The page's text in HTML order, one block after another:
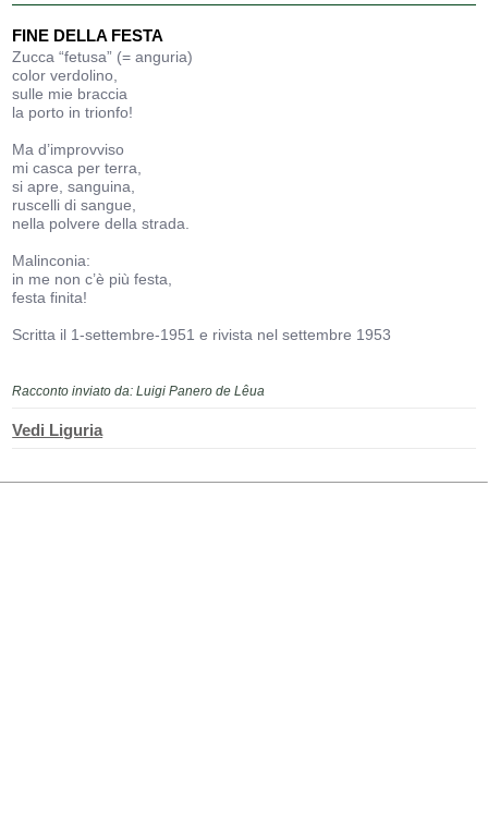
FINE DELLA FESTA
Zucca “fetusa” (= anguria)
color verdolino,
sulle mie braccia
la porto in trionfo!
Ma d’improvviso
mi casca per terra,
si apre, sanguina,
ruscelli di sangue,
nella polvere della strada.
Malinconia:
in me non c’è più festa,
festa finita!
Scritta il 1-settembre-1951 e rivista nel settembre 1953
Racconto inviato da: Luigi Panero de Lêua
Vedi Liguria